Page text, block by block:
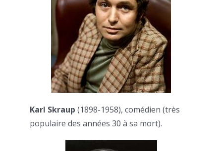
Karl Skraup (1898-1958), comédien (très
populaire des années 30 à sa mort).